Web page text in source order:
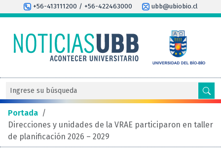
+56-413111200 / +56-422463000 ubb@ubiobio.cl
Portada /
Direcciones y unidades de la VRAE participaron en taller
de planificación 2026 – 2029